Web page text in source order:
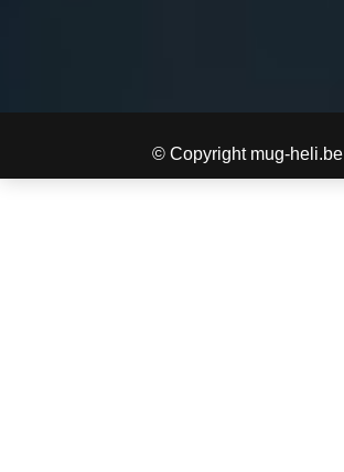
© Copyright mug-heli.be